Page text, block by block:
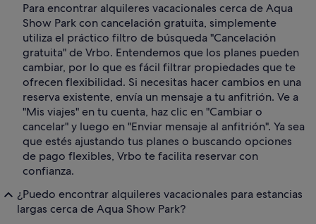
Para encontrar alquileres vacacionales cerca de Aqua
Show Park con cancelación gratuita, simplemente
utiliza el práctico filtro de búsqueda "Cancelación
gratuita" de Vrbo. Entendemos que los planes pueden
cambiar, por lo que es fácil filtrar propiedades que te
ofrecen flexibilidad. Si necesitas hacer cambios en una
reserva existente, envía un mensaje a tu anfitrión. Ve a
"Mis viajes" en tu cuenta, haz clic en "Cambiar o
cancelar" y luego en "Enviar mensaje al anfitrión". Ya sea
que estés ajustando tus planes o buscando opciones
de pago flexibles, Vrbo te facilita reservar con
confianza.
¿Puedo encontrar alquileres vacacionales para estancias
largas cerca de Aqua Show Park?